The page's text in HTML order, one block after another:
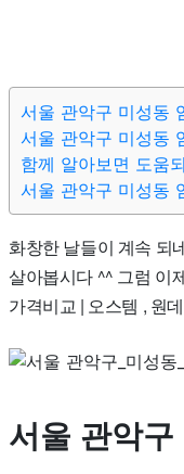
서울 관악구 미성동
서울 관악구 미성동
함께 알아보면 도움
서울 관악구 미성동
화창한 날들이 계속 되
살아봅시다 ^^ 그럼 이
가격비교 | 오스템 , 원
서울 관악